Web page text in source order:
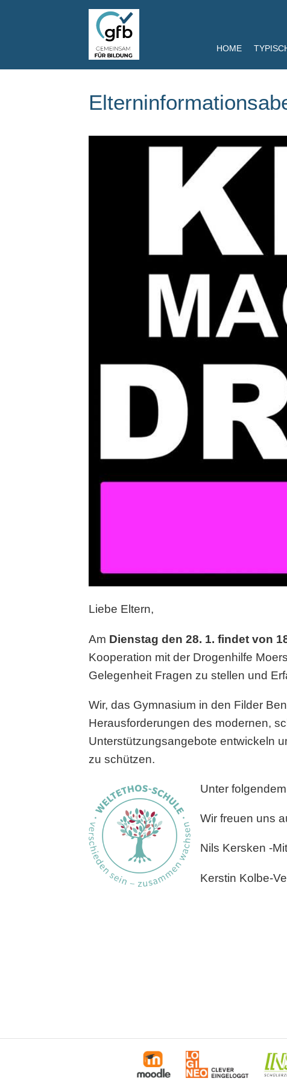
HOME
Liebe Eltern,
Am Dienstag den 28. 1. findet von
Kooperation mit der Drogenhilfe
Gelegenheit Fragen zu stellen und
Wir, das Gymnasium in den Filder
Herausforderungen des modernen,
Unterstützungsangebote entwickeln
zu schützen.
Unter
Wir freuen uns
Nils Kersken -
Kerstin Kolbe-